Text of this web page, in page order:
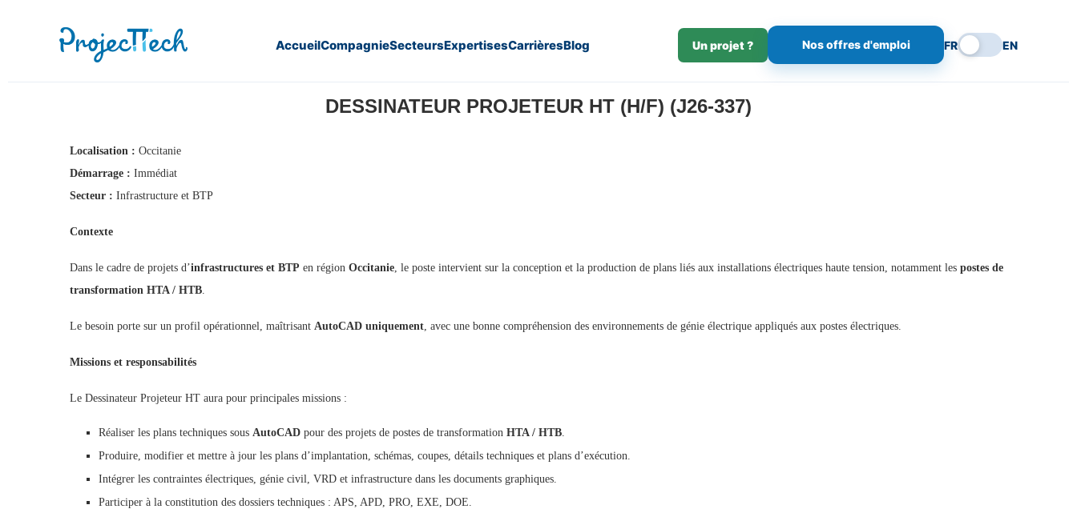
AccueilCompagnieSecteursExpertisesCarrièresBlog Un projet ? Nos offres d'emploi FR EN
DESSINATEUR PROJETEUR HT (H/F) (J26-337)
Localisation : Occitanie
Démarrage : Immédiat
Secteur : Infrastructure et BTP
Contexte
Dans le cadre de projets d’infrastructures et BTP en région Occitanie, le poste intervient sur la conception et la production de plans liés aux installations électriques haute tension, notamment les postes de
transformation HTA / HTB.
Le besoin porte sur un profil opérationnel, maîtrisant AutoCAD uniquement, avec une bonne compréhension des environnements de génie électrique appliqués aux postes électriques.
Missions et responsabilités
Le Dessinateur Projeteur HT aura pour principales missions :
Réaliser les plans techniques sous AutoCAD pour des projets de postes de transformation HTA / HTB.
Produire, modifier et mettre à jour les plans d’implantation, schémas, coupes, détails techniques et plans d’exécution.
Intégrer les contraintes électriques, génie civil, VRD et infrastructure dans les documents graphiques.
Participer à la constitution des dossiers techniques : APS, APD, PRO, EXE, DOE.